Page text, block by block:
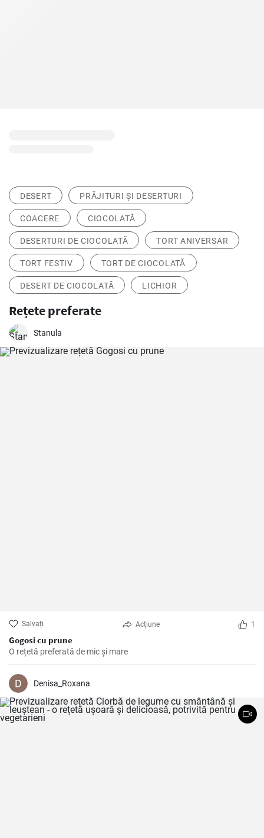
DESERT PRĂJITURI ȘI DESERTURI
COACERE CIOCOLATĂ
DESERTURI DE CIOCOLATĂ TORT ANIVERSAR
TORT FESTIV TORT DE CIOCOLATĂ
DESERT DE CIOCOLATĂ LICHIOR
Rețete preferate
Stanula
Salvați Acțiune 1
Gogosi cu prune
O rețetă preferată de mic și mare
Denisa_Roxana